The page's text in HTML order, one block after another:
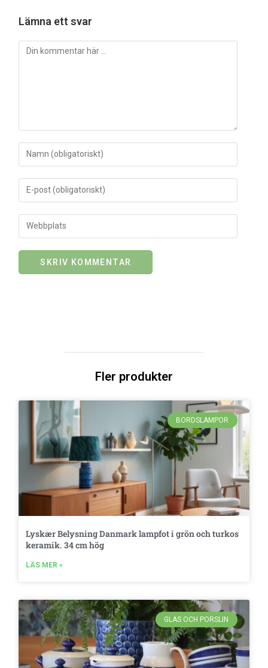
Lämna ett svar
Fler produkter
BORDSLAMPOR
Lyskær Belysning Danmark lampfot i grön och turkos
keramik. 34 cm hög
LÄS MER »
GLAS OCH PORSLIN